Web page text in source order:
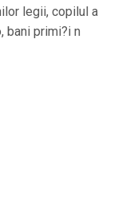
legii, copilul a
bani primi?i n